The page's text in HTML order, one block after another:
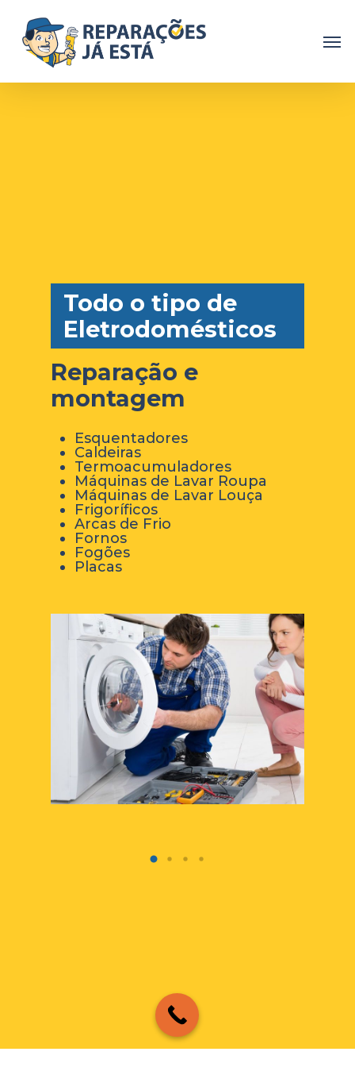
Todo o tipo de
Eletrodomésticos
Reparação e
montagem
Esquentadores
Caldeiras
Termoacumuladores
Máquinas de Lavar Roupa
Máquinas de Lavar Louça
Frigoríficos
Arcas de Frio
Fornos
Fogões
Placas